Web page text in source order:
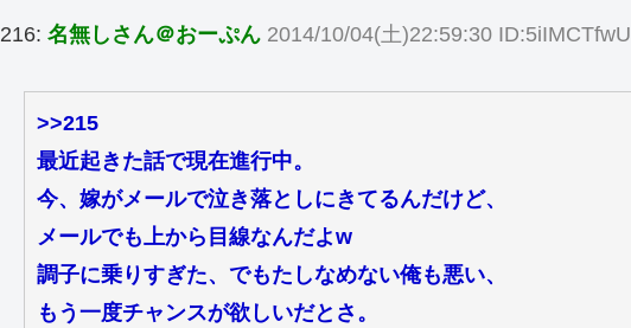
216: 名無しさん＠おーぷん 2014/10/04(土)22:59:30 ID:5iIMCTfwU
>>215
最近起きた話で現在進行中。
今、嫁がメールで泣き落としにきてるんだけど、
メールでも上から目線なんだよw
調子に乗りすぎた、でもたしなめない俺も悪い、
もう一度チャンスが欲しいだとさ。